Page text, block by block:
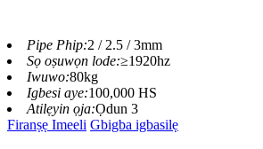
Pipe Phip:2 / 2.5 / 3mm
Sọ oṣuwọn lode:≥1920hz
Iwuwo:80kg
Igbesi aye:100,000 HS
Atilẹyin ọja:Ọdun 3
Firanṣẹ Imeeli Gbigba igbasilẹ